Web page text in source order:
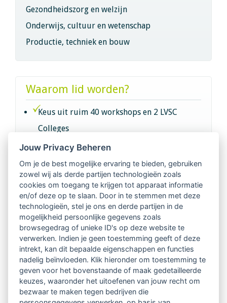
Gezondheidszorg en welzijn
Onderwijs, cultuur en wetenschap
Productie, techniek en bouw
Waarom lid worden?
Keus uit ruim 40 workshops en 2 LVSC
Colleges
Intervisie met geregistreerde vakgenoten
Netwerk van 2100 professionals in 14
regio's
Vindbaar voor opdrachtgevers
Tijdschrift voor
Begeleidingskunde & kennisbank
Beroepsregistratie (LVSC keurmerk)
Jouw Privacy Beheren
Om je de best mogelijke ervaring te bieden, gebruiken
zowel wij als derde partijen technologieën zoals
cookies om toegang te krijgen tot apparaat informatie
en/of deze op te slaan. Door in te stemmen met deze
technologieën, stel je ons en derde partijen in de
mogelijkheid persoonlijke gegevens zoals
browsegedrag of unieke ID's op deze website te
verwerken. Indien je geen toestemming geeft of deze
intrekt, kan dit bepaalde eigenschappen en functies
nadelig beïnvloeden. Klik hieronder om toestemming te
geven voor het bovenstaande of maak gedetailleerde
keuzes, waaronder het uitoefenen van jouw recht om
bezwaar te maken tegen bedrijven die